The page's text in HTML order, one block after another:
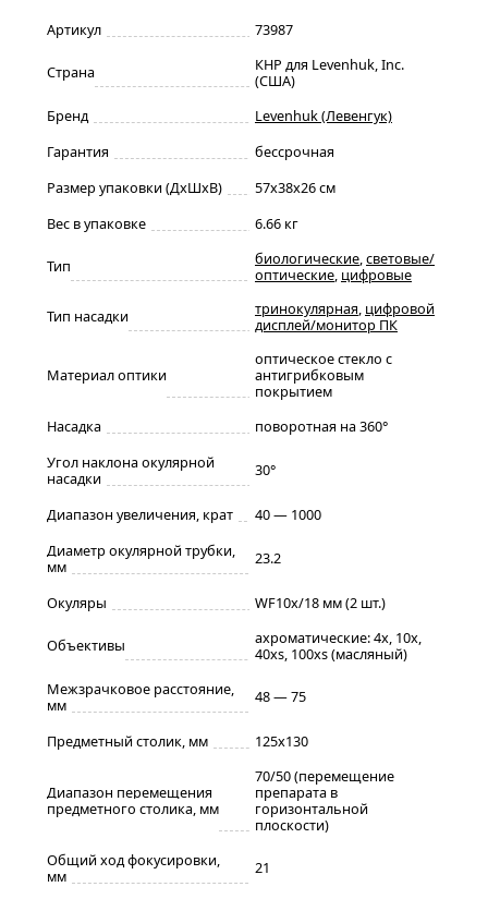
Артикул 73987
Страна
КНР для Levenhuk, Inc.
(США)
Бренд
Levenhuk (Левенгук)
Гарантия
бессрочная
Размер упаковки (ДxШxВ)
57x38x26 см
Вес в упаковке
6.66 кг
Тип биологические,световые/
оптические, цифровые
Тип насадки тринокулярная, цифровой
дисплей/монитор ПК
Материал оптики
оптическое стекло с
антигрибковым
покрытием
Насадка
поворотная на 360°
Угол наклона окулярной
насадки
30°
Диапазон увеличения, крат
40 — 1000
Диаметр окулярной трубки,
мм
23.2
Окуляры WF10x/18 мм (2 шт.)
Объективы
ахроматические: 4x, 10x,
40xs, 100xs (масляный)
Межзрачковое расстояние,
мм
48 — 75
Предметный столик, мм 125х130
Диапазон перемещения
предметного столика, мм
70/50 (перемещение
препарата в
горизонтальной
плоскости)
Общий ход фокусировки,
мм
21